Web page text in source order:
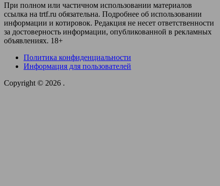
При полном или частичном использовании материалов
ссылка на trtf.ru обязательна. Подробнее об использовании
информации и котировок. Редакция не несет ответственности
за достоверность информации, опубликованной в рекламных
объявлениях. 18+
Политика конфиденциальности
Информация для пользователей
Copyright © 2026 .